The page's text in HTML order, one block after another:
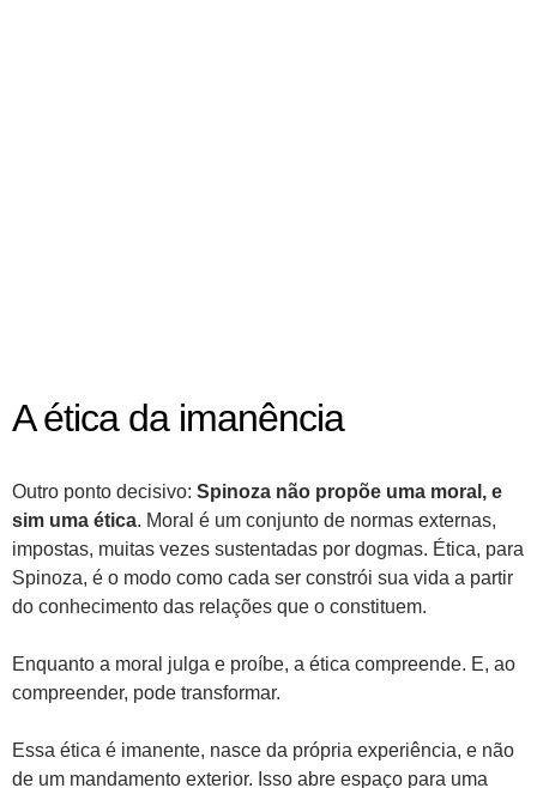
A ética da imanência
Outro ponto decisivo: Spinoza não propõe uma moral, e
sim uma ética. Moral é um conjunto de normas externas,
impostas, muitas vezes sustentadas por dogmas. Ética, para
Spinoza, é o modo como cada ser constrói sua vida a partir
do conhecimento das relações que o constituem.
Enquanto a moral julga e proíbe, a ética compreende. E, ao
compreender, pode transformar.
Essa ética é imanente, nasce da própria experiência, e não
de um mandamento exterior. Isso abre espaço para uma